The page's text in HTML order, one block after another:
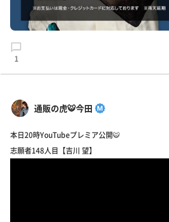
1
通販の虎🐯今田
本日20時YouTubeプレミア公開🐯
志願者148人目【吉川 望】